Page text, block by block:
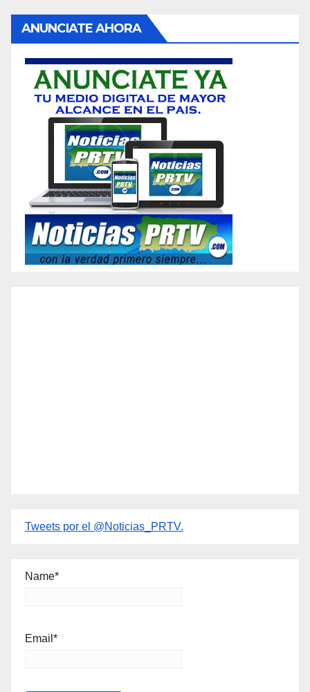
ANUNCIATE AHORA
Tweets por el @Noticias_PRTV.
Name*
Email*